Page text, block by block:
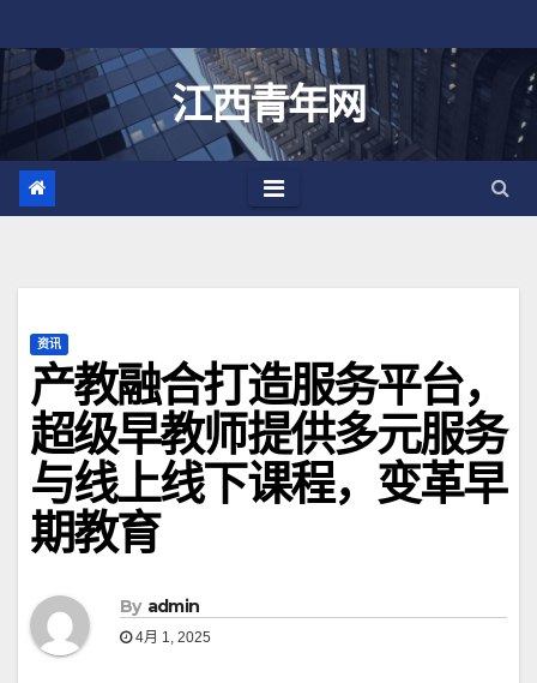
至
江西青年网
资讯
产教融合打造服务平台，
超级早教师提供多元服务
与线上线下课程，变革早
期教育
By admin
4月 1, 2025